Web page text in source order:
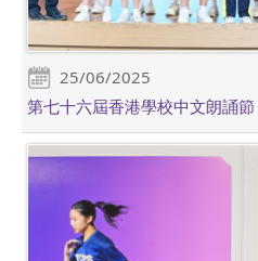
25/06/2025
第七十六屆香港學校中文朗誦節